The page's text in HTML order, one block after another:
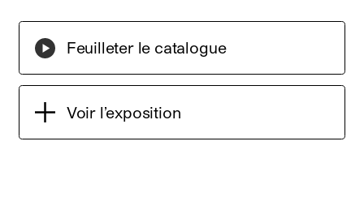
Feuilleter le catalogue
Voir l’exposition